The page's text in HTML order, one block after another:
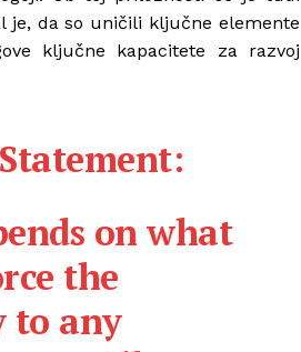
je, da so uničili ključne elemente
ključne kapacitete za razvoj
on what
the
to any